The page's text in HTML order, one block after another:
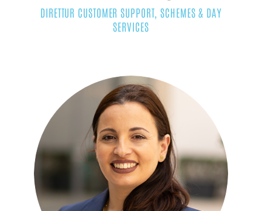
DIRETTUR CUSTOMER SUPPORT, SCHEMES & DAY
SERVICES